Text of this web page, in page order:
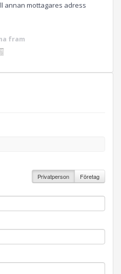
annan mottagares adress
fram
Privatperson Företag